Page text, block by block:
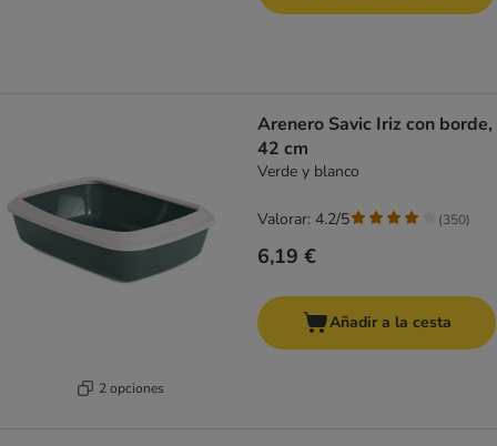
2 opciones
Arenero Savic Iriz con borde,
42 cm
Verde y blanco
6,19 €
Valorar: 4.2/5 (350)
Añadir a la cesta